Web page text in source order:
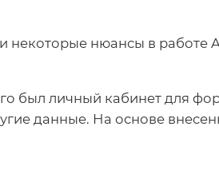
некоторые нюансы в работе
был личный кабинет для
данные. На основе